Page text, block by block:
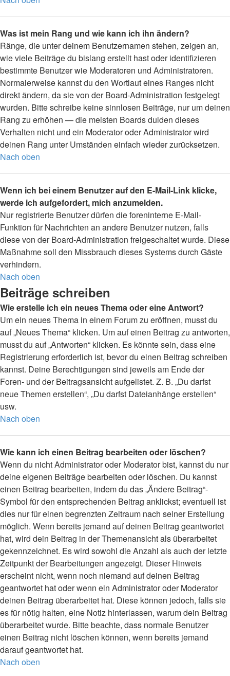
Was ist mein Rang und wie kann ich ihn ändern?
Ränge, die unter deinem Benutzernamen stehen, zeigen an,
wie viele Beiträge du bislang erstellt hast oder identifizieren
bestimmte Benutzer wie Moderatoren und Administratoren.
Normalerweise kannst du den Wortlaut eines Ranges nicht
direkt ändern, da sie von der Board-Administration festgelegt
wurden. Bitte schreibe keine sinnlosen Beiträge, nur um deinen
Rang zu erhöhen — die meisten Boards dulden dieses
Verhalten nicht und ein Moderator oder Administrator wird
deinen Rang unter Umständen einfach wieder zurücksetzen.
Nach oben
Wenn ich bei einem Benutzer auf den E-Mail-Link klicke,
werde ich aufgefordert, mich anzumelden.
Nur registrierte Benutzer dürfen die foreninterne E-Mail-
Funktion für Nachrichten an andere Benutzer nutzen, falls
diese von der Board-Administration freigeschaltet wurde. Diese
Maßnahme soll den Missbrauch dieses Systems durch Gäste
verhindern.
Nach oben
Beiträge schreiben
Wie erstelle ich ein neues Thema oder eine Antwort?
Um ein neues Thema in einem Forum zu eröffnen, musst du
auf „Neues Thema“ klicken. Um auf einen Beitrag zu antworten,
musst du auf „Antworten“ klicken. Es könnte sein, dass eine
Registrierung erforderlich ist, bevor du einen Beitrag schreiben
kannst. Deine Berechtigungen sind jeweils am Ende der
Foren- und der Beitragsansicht aufgelistet. Z. B. „Du darfst
neue Themen erstellen“, „Du darfst Dateianhänge erstellen“
usw.
Nach oben
Wie kann ich einen Beitrag bearbeiten oder löschen?
Wenn du nicht Administrator oder Moderator bist, kannst du nur
deine eigenen Beiträge bearbeiten oder löschen. Du kannst
einen Beitrag bearbeiten, indem du das „Ändere Beitrag“-
Symbol für den entsprechenden Beitrag anklickst; eventuell ist
dies nur für einen begrenzten Zeitraum nach seiner Erstellung
möglich. Wenn bereits jemand auf deinen Beitrag geantwortet
hat, wird dein Beitrag in der Themenansicht als überarbeitet
gekennzeichnet. Es wird sowohl die Anzahl als auch der letzte
Zeitpunkt der Bearbeitungen angezeigt. Dieser Hinweis
erscheint nicht, wenn noch niemand auf deinen Beitrag
geantwortet hat oder wenn ein Administrator oder Moderator
deinen Beitrag überarbeitet hat. Diese können jedoch, falls sie
es für nötig halten, eine Notiz hinterlassen, warum dein Beitrag
überarbeitet wurde. Bitte beachte, dass normale Benutzer
einen Beitrag nicht löschen können, wenn bereits jemand
darauf geantwortet hat.
Nach oben